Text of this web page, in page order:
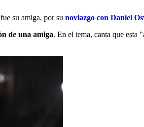
su amiga, por su noviazgo con Daniel
de una amiga. En el tema, canta que esta